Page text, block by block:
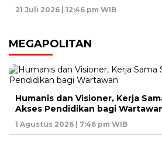
21 Juli 2026 | 12:46 pm WIB
MEGAPOLITAN
Humanis dan Visioner, Kerja
Akses Pendidikan bagi
1 Agustus 2026 | 7:46 pm WIB